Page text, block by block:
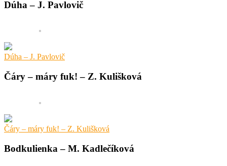
Dúha – J. Pavlovič
Dúha – J. Pavlovič
Čáry – máry fuk! – Z. Kulišková
Čáry – máry fuk! – Z. Kulišková
Bodkulienka – M. Kadlečíková